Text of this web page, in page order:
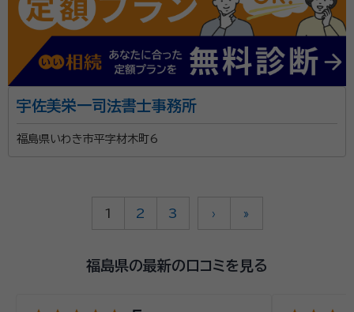
宇佐美栄一司法書士事務所
福島県いわき市平字材木町6
1 2 3 › »
福島県の最新の口コミを見る